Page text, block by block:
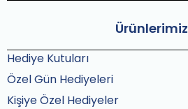
Ürünlerimiz
Hediye Kutuları
Özel Gün Hediyeleri
Kişiye Özel Hediyeler